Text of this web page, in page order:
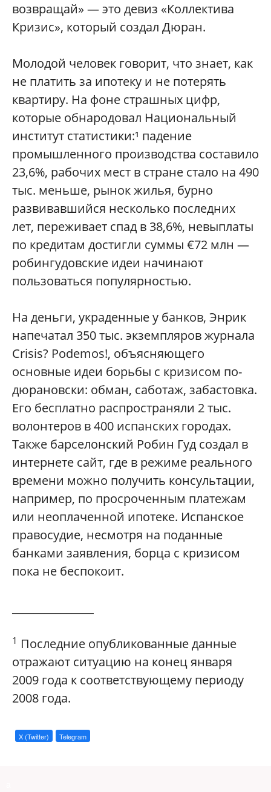
возвращай» — это девиз «Коллектива
Кризис», который создал Дюран.
Молодой человек говорит, что знает, как
не платить за ипотеку и не потерять
квартиру. На фоне страшных цифр,
которые обнародовал Национальный
институт статистики:¹ падение
промышленного производства составило
23,6%, рабочих мест в стране стало на 490
тыс. меньше, рынок жилья, бурно
развивавшийся несколько последних
лет, переживает спад в 38,6%, невыплаты
по кредитам достигли суммы €72 млн —
робингудовские идеи начинают
пользоваться популярностью.
На деньги, украденные у банков, Энрик
напечатал 350 тыс. экземпляров журнала
Crisis? Podemos!, объясняющего
основные идеи борьбы с кризисом по-
дюрановски: обман, саботаж, забастовка.
Его бесплатно распространяли 2 тыс.
волонтеров в 400 испанских городах.
Также барселонский Робин Гуд создал в
интернете сайт, где в режиме реального
времени можно получить консультации,
например, по просроченным платежам
или неоплаченной ипотеке. Испанское
правосудие, несмотря на поданные
банками заявления, борца с кризисом
пока не беспокоит.
1 Последние опубликованные данные
отражают ситуацию на конец января
2009 года к соответствующему периоду
2008 года.
X (Twitter) Telegram